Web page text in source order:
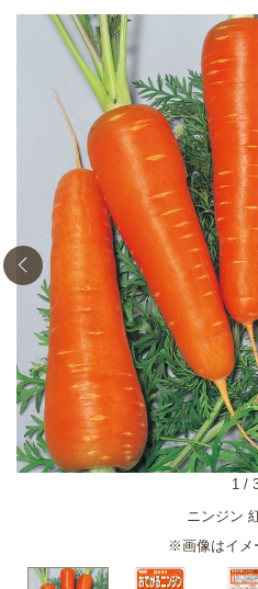
ニンジン
※画像はイメ
1 /